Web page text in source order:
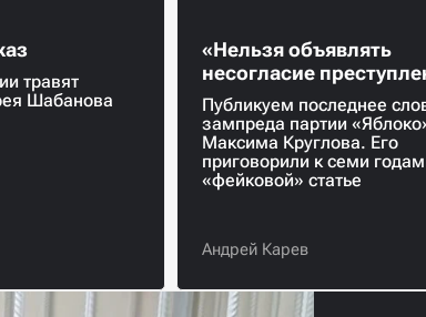
травят
Шабанова
«Нельзя объявлять
несогласие
Публикуем последнее
зампреда партии
Максима Круглова. Его
приговорили к семи
«фейковой» статье
Андрей Карев